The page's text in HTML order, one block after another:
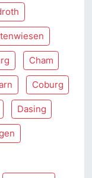
Cham
Coburg
Dasing